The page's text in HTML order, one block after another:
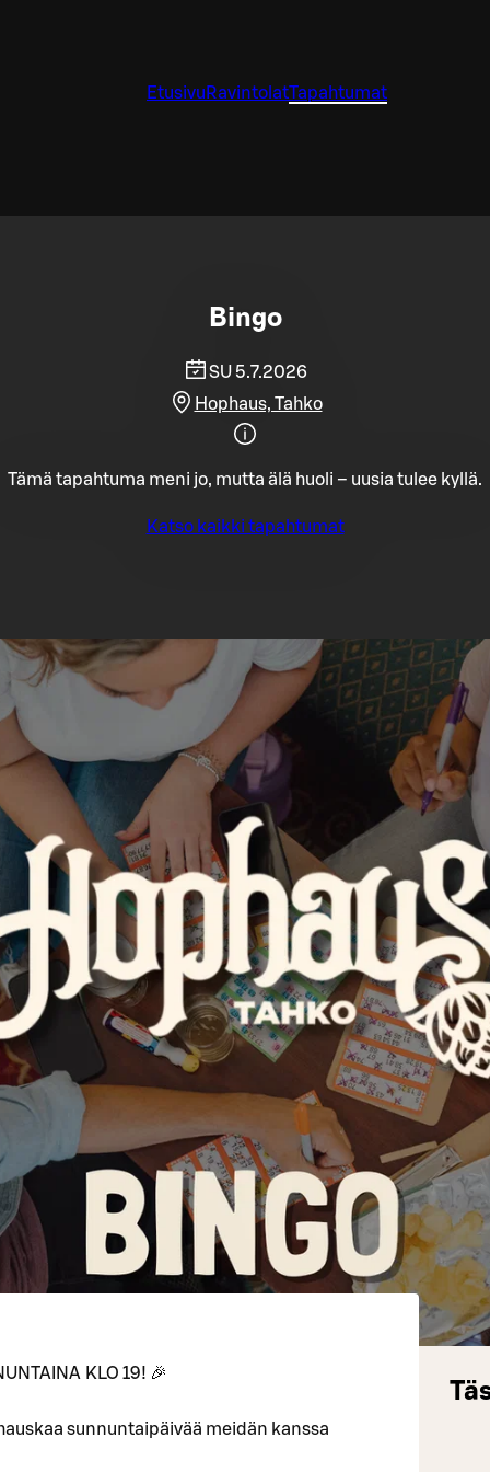
Etusivu RavintolatTapahtumat
Bingo
SU 5.7.2026
Hophaus, Tahko
Tämä tapahtuma meni jo, mutta älä huoli – uusia tulee kyllä.
Katso kaikki tapahtumat
KLO 19! 🎉
sunnuntaipäivää meidän kanssa